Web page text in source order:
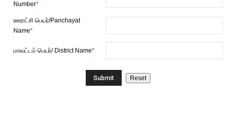
Number*
ஊராட்சி பெயர்/Panchayat
Name*
மாவட்டம் பெயர்/ District Name*